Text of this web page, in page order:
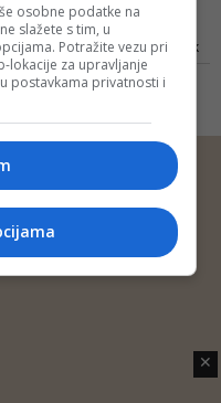
njego...
Činjenica da je historičar, čovjek
duboko zaronjen ne samo u
burnu i dostojanstvenu historiju
dodatno popunjava sliku o ovom
mladom i iskusnom naučniku i
Portal
Privatnost korisnika
✕
osobne podatke na
slažete s tim, u
Potražite vezu pri
lokacije za upravljanje
postavkama privatnosti i